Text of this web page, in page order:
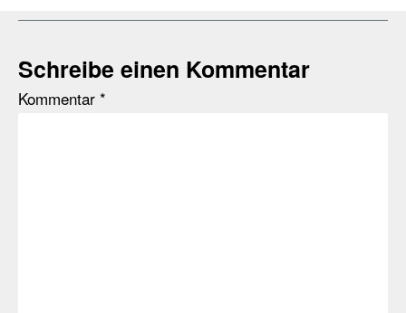
Schreibe einen Kommentar
Kommentar *